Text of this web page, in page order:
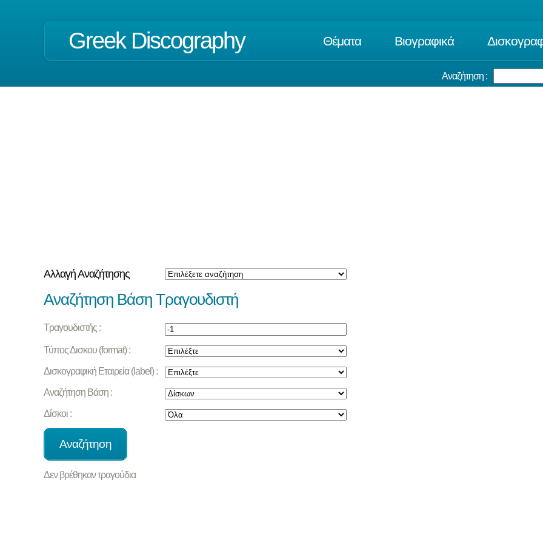
Greek Discography Θέματα Βιογραφικά
Αναζήτηση :
Αλλαγή Αναζήτησης
Αναζήτηση Βάση Τραγουδιστή
Τραγουδιστής :
Τύπος Δισκου (format) :
Δισκογραφική Εταιρεία (label) :
Αναζήτηση Βάση :
Δίσκοι :
Δεν βρέθηκαν τραγούδια